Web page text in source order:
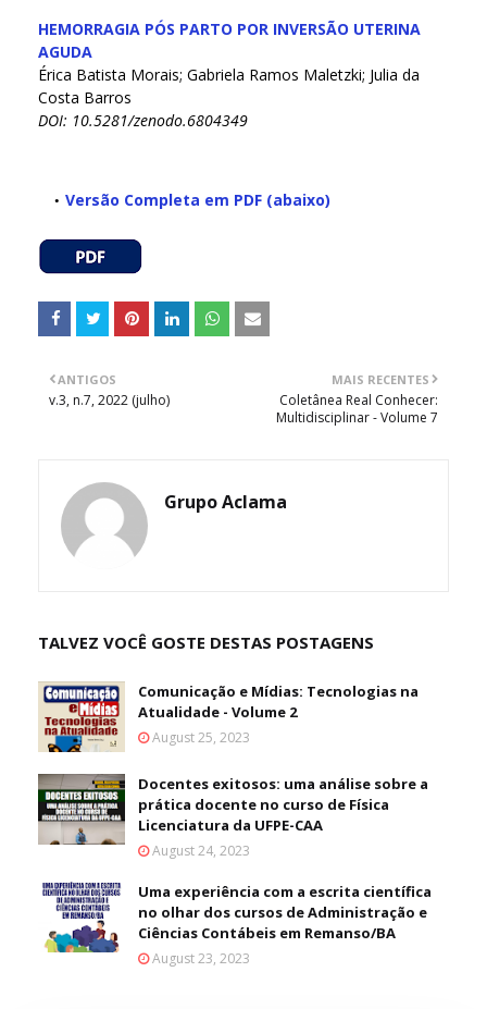
HEMORRAGIA PÓS PARTO POR INVERSÃO UTERINA
AGUDA
Érica Batista Morais; Gabriela Ramos Maletzki; Julia da
Costa Barros
DOI: 10.5281/zenodo.6804349
Versão Completa em PDF (abaixo)
MAIS RECENTES
Coletânea Real Conhecer:
Multidisciplinar - Volume 7
ANTIGOS
v.3, n.7, 2022 (julho)
Grupo Aclama
TALVEZ VOCÊ GOSTE DESTAS POSTAGENS
Comunicação e Mídias: Tecnologias na
Atualidade - Volume 2
August 25, 2023
Docentes exitosos: uma análise sobre a
prática docente no curso de Física
Licenciatura da UFPE-CAA
August 24, 2023
Uma experiência com a escrita científica
no olhar dos cursos de Administração e
Ciências Contábeis em Remanso/BA
August 23, 2023